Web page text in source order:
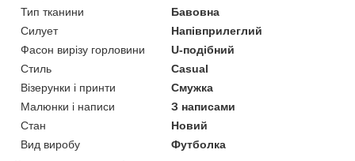
Тип тканини
Бавовна
Силует
Напівприлеглий
Фасон вирізу горловини
U-подібний
Стиль
Casual
Візерунки і принти
Смужка
Малюнки і написи
З написами
Стан
Новий
Вид виробу
Футболка